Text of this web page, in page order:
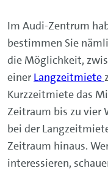
Im Audi-Zentrum
bestimmen Sie
die Möglichkeit,
einer Langzeitmiete
Kurzzeitmiete das
Zeitraum bis zu vier
bei der
Zeitraum hinaus.
interessieren,